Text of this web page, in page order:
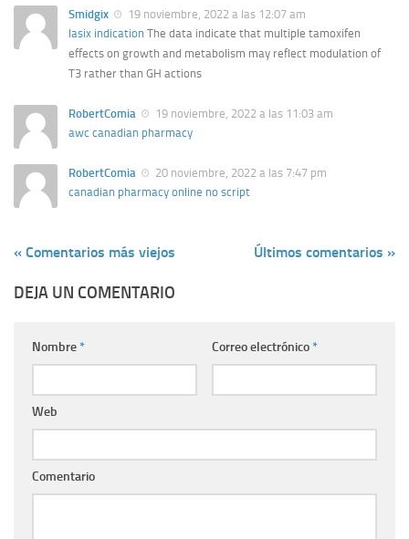
Smidgix
19 noviembre, 2022 a las 12:07 am
lasix indication The data indicate that multiple tamoxifen
effects on growth and metabolism may reflect modulation of
T3 rather than GH actions
RobertComia
19 noviembre, 2022 a las 11:03 am
awc canadian pharmacy
RobertComia
20 noviembre, 2022 a las 7:47 pm
canadian pharmacy online no script
« Comentarios más viejos Últimos comentarios »
DEJA UN COMENTARIO
Nombre* Correo electrónico*
Web
Comentario